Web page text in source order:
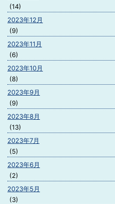
(14)
2023年12月
(9)
2023年11月
(6)
2023年10月
(8)
2023年9月
(9)
2023年8月
(13)
2023年7月
(5)
2023年6月
(2)
2023年5月
(3)